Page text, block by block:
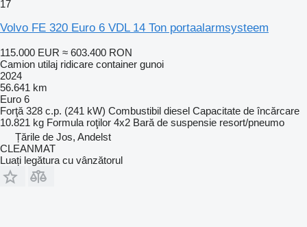
17
Volvo FE 320 Euro 6 VDL 14 Ton portaalarmsysteem
115.000 EUR ≈ 603.400 RON
Camion utilaj ridicare container gunoi
2024
56.641 km
Euro 6
Forţă 328 c.p. (241 kW) Combustibil diesel Capacitate de încărcare
10.821 kg Formula roţilor 4x2 Bară de suspensie resort/pneumo
Țările de Jos, Andelst
CLEANMAT
Luați legătura cu vânzătorul